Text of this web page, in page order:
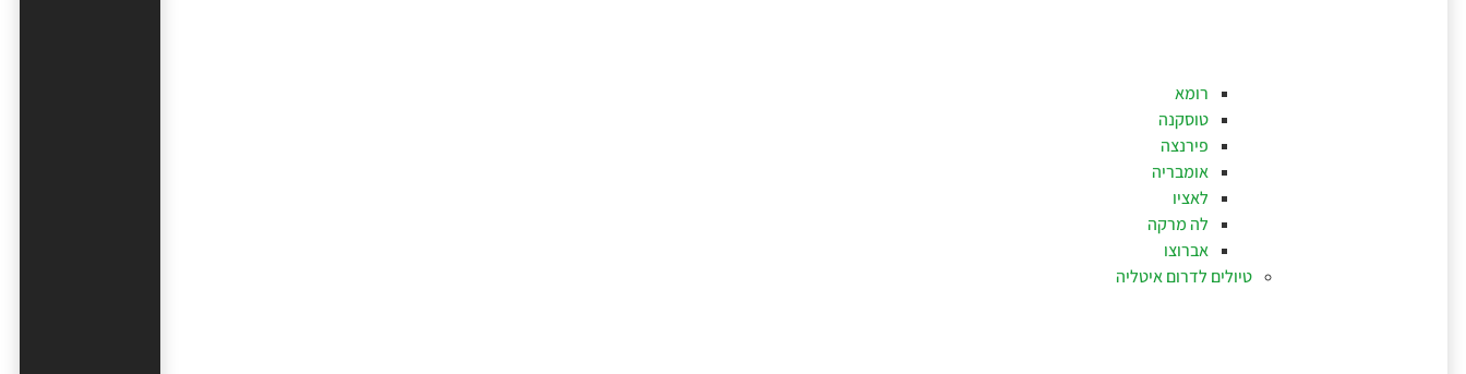
רומא
טוסקנה
פירנצה
אומבריה
לאציו
לה מרקה
אברוצו
טיולים לדרום איטליה